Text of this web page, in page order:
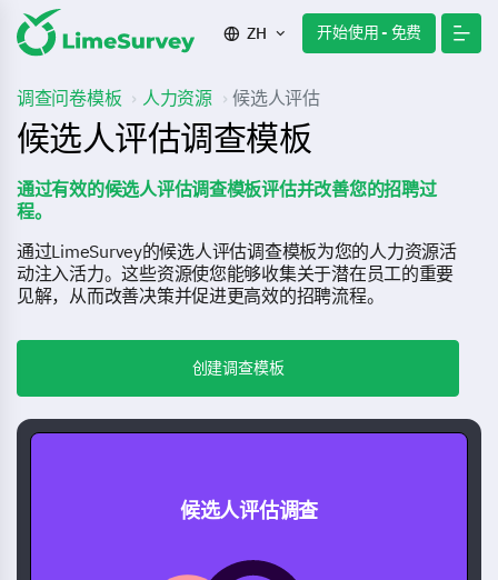
ZH 开始使用 - 免费
调查问卷模板 人力资源 候选人评估
候选人评估调查模板
通过有效的候选人评估调查模板评估并改善您的招聘过
程。
通过LimeSurvey的候选人评估调查模板为您的人力资源活
动注入活力。这些资源使您能够收集关于潜在员工的重要
见解，从而改善决策并促进更高效的招聘流程。
创建调查模板
候选人评估调查